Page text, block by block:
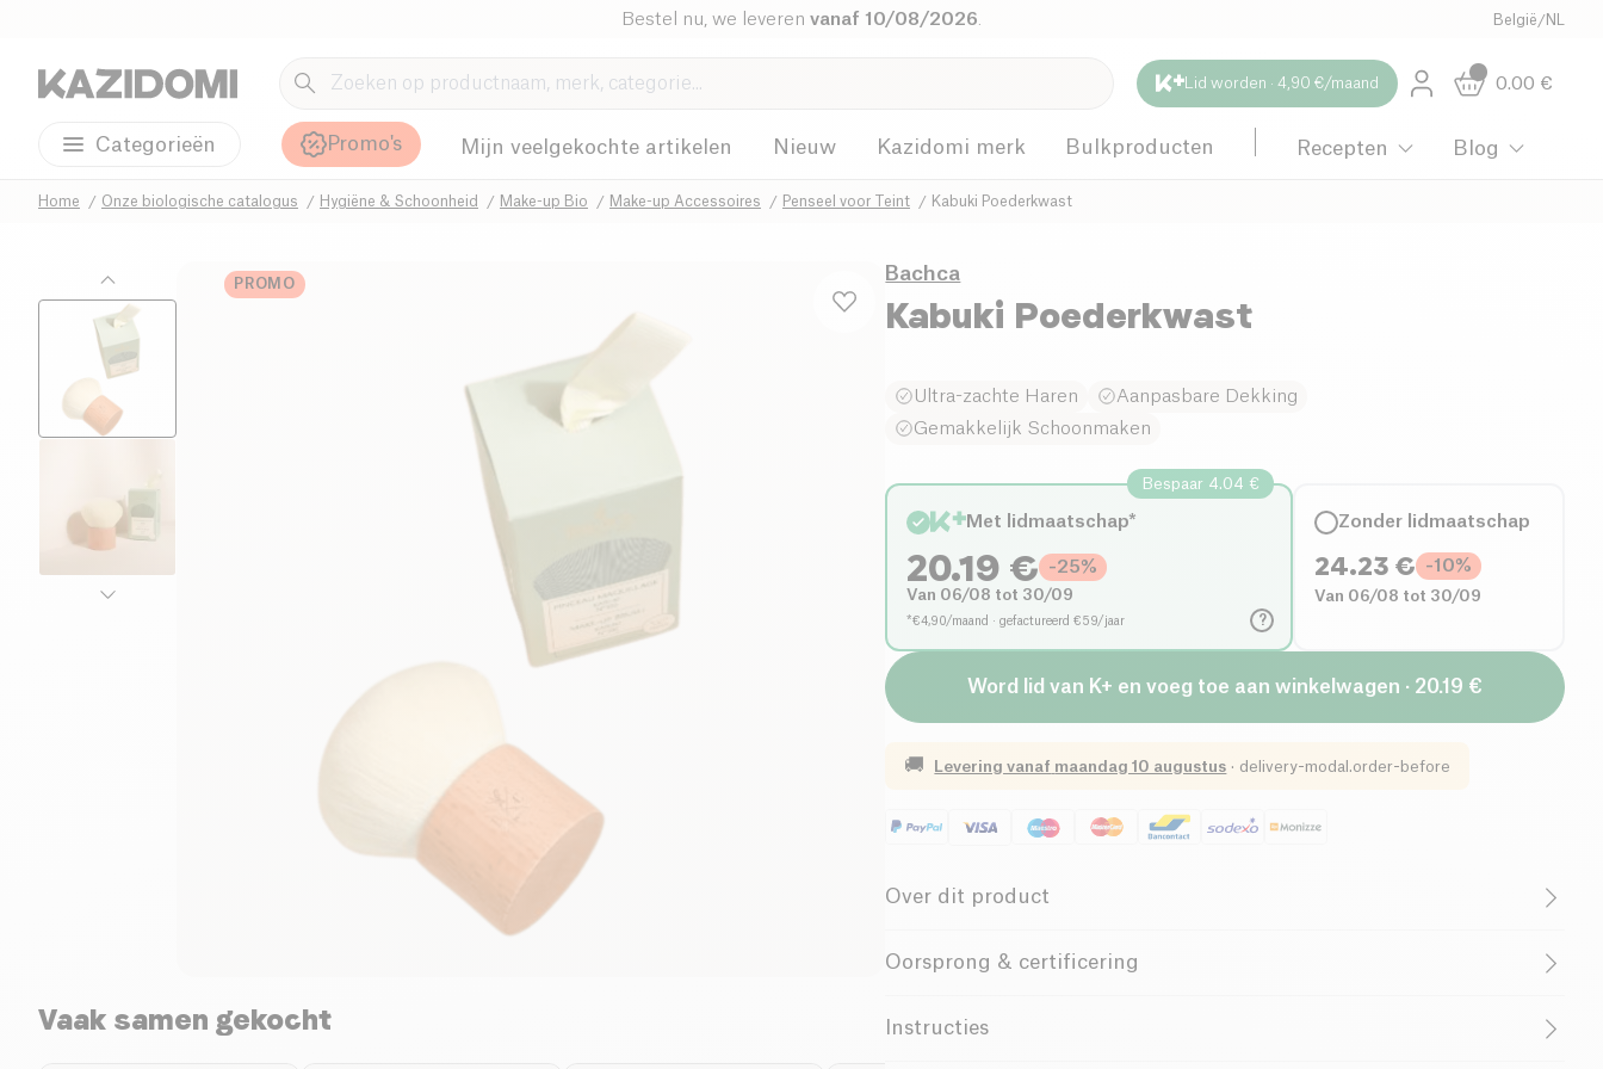
Bestel nu, we leveren vanaf 10/08/2026 België /NL
Lid worden · 4,90 €/maand 0.00 €
Categorieën Promo's Mijn veelgekochte artikelen Nieuw Kazidomi merk Bulkproducten Recepten Blog
Home Onze biologische catalogus Hygiëne & Schoonheid Make-up Bio Make-up Accessoires Penseel voor Teint Kabuki Poederkwast
PROMO
Vaak samen gekocht
Bachca
Kabuki Poederkwast
Ultra-zachte Haren
Aanpasbare Dekking
Gemakkelijk Schoonmaken
?
Bespaar 4.04 €
Met lidmaatschap*
20.19 € -25%
Van 06/08 tot 30/09
*€4,90/maand · gefactureerd €59/jaar
Zonder lidmaatschap
24.23 € -10%
Van 06/08 tot 30/09
Word lid van K+ en voeg toe aan winkelwagen · 20.19 €
🚚 Levering vanaf maandag 10 augustus · delivery-modal.order-before
Over dit product
of compacte poeders aan te brengen. Met zijn
voor een gladde en stralende teint. De compacte vorm maakt precieze
Oorsprong & certificering
Instructies